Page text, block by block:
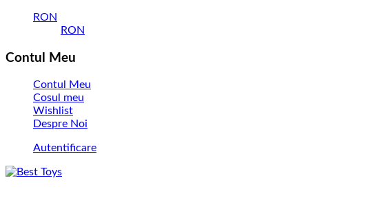
RON
RON
Contul Meu
Contul Meu
Cosul meu
Wishlist
Despre Noi
Autentificare